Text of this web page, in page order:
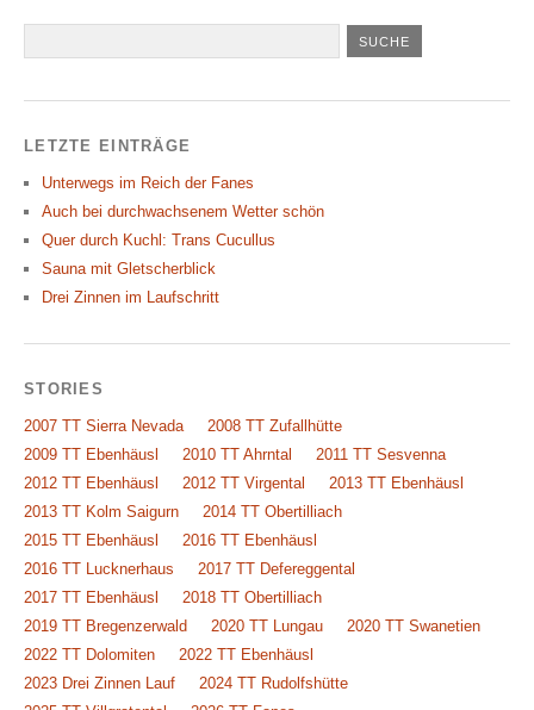
LETZTE EINTRÄGE
Unterwegs im Reich der Fanes
Auch bei durchwachsenem Wetter schön
Quer durch Kuchl: Trans Cucullus
Sauna mit Gletscherblick
Drei Zinnen im Laufschritt
STORIES
2007 TT Sierra Nevada
2008 TT Zufallhütte
2009 TT Ebenhäusl
2010 TT Ahrntal
2011 TT Sesvenna
2012 TT Ebenhäusl
2012 TT Virgental
2013 TT Ebenhäusl
2013 TT Kolm Saigurn
2014 TT Obertilliach
2015 TT Ebenhäusl
2016 TT Ebenhäusl
2016 TT Lucknerhaus
2017 TT Defereggental
2017 TT Ebenhäusl
2018 TT Obertilliach
2019 TT Bregenzerwald
2020 TT Lungau
2020 TT Swanetien
2022 TT Dolomiten
2022 TT Ebenhäusl
2023 Drei Zinnen Lauf
2024 TT Rudolfshütte